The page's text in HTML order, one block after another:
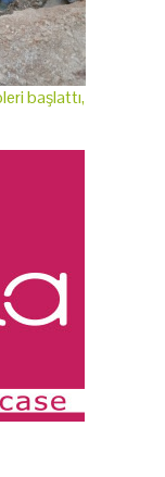
başlattı,